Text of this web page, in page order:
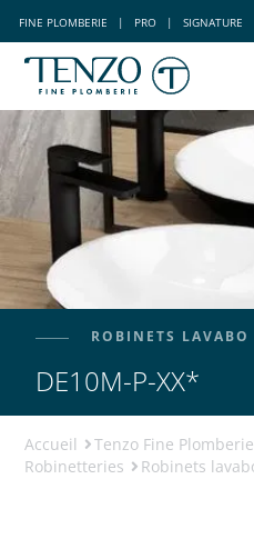
FINE PLOMBERIE | PRO | SIGNATURE
ROBINETS
DE10M-P-XX*
Accueil Tenzo Fine Plomberie
Robinetteries
Robinets